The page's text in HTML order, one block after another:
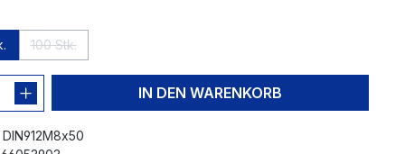
100 Stk.
IN DEN WARENKORB
DIN912M8x50